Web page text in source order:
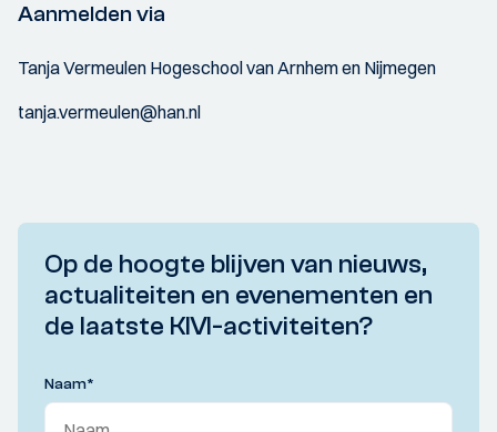
Aanmelden via
Tanja Vermeulen Hogeschool van Arnhem en Nijmegen
tanja.vermeulen@han.nl
Op de hoogte blijven van nieuws,
actualiteiten en evenementen en
de laatste KIVI-activiteiten?
Naam*